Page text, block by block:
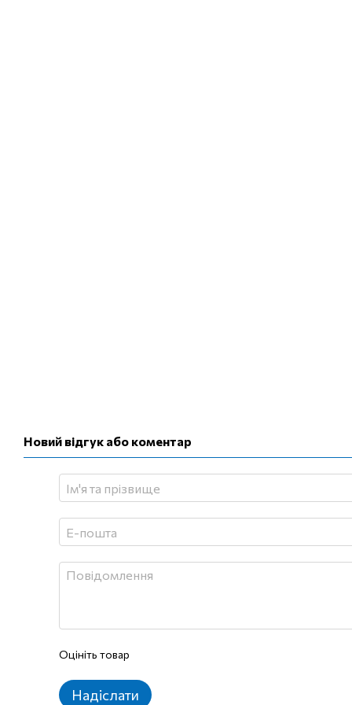
Новий відгук або коментар
Оцініть товар
Надіслати